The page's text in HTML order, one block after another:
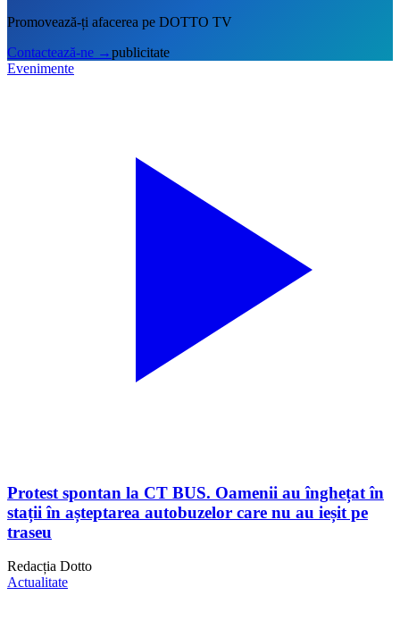
Promovează-ți afacerea pe DOTTO TV
Contactează-ne →publicitate
Evenimente
Protest spontan la CT BUS. Oamenii au înghețat în
stații în așteptarea autobuzelor care nu au ieșit pe
traseu
Redacția Dotto
Actualitate